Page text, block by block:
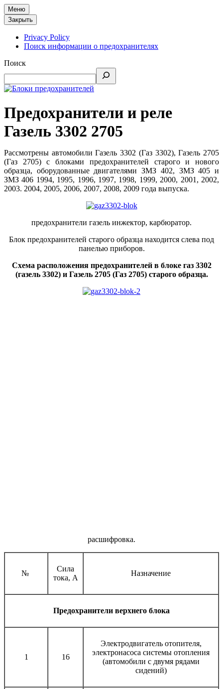
Меню
Закрыть
Privacy Policy
Поиск информации о предохранителях
Поиск
Предохранители и реле
Газель 3302 2705
Рассмотрены автомобили Газель 3302 (Газ 3302), Газель 2705
(Газ 2705) с блоками предохранителей старого и нового
образца, оборудованные двигателями ЗМЗ 402, ЗМЗ 405 и
ЗМЗ 406 1994, 1995, 1996, 1997, 1998, 1999, 2000, 2001, 2002,
2003. 2004, 2005, 2006, 2007, 2008, 2009 года выпуска.
предохранители газель инжектор, карбюратор.
Блок предохранителей старого образца находится слева под
панелью приборов.
Схема расположения предохранителей в блоке газ 3302
(газель 3302) и Газель 2705 (Газ 2705)старого образца.
расшифровка.
№
Сила
тока, А
Назначение
Предохранители верхнего блока
1 16
Электродвигатель отопителя,
электронасоса системы отопления
(автомобили с двумя рядами
сидений)